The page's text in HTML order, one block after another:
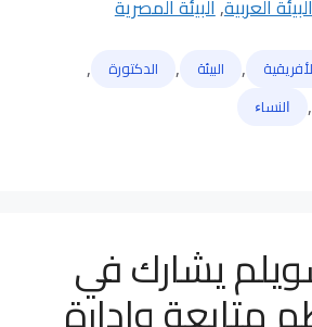
البيئة العربية,البيئة المصرية
, البيئة , الدكتورة ,
, ﺍﻟﻨﺴﺎﺀ
يشارك في